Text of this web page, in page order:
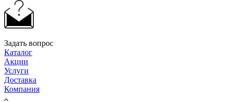
Задать вопрос
Каталог
Акции
Услуги
Доставка
Компания